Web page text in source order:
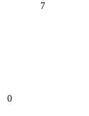
7
0